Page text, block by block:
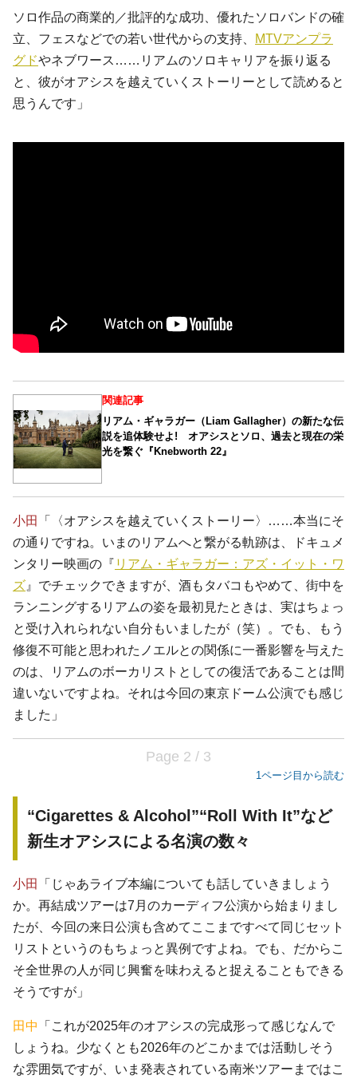
ソロ作品の商業的／批評的な成功、優れたソロバンドの確
立、フェスなどでの若い世代からの支持、
MTVアンプラ
グドやネブワース……リアムのソロキャリアを振り返る
と、彼がオアシスを越えていくストーリーとして読めると
思うんです」
関連記事
リアム・ギャラガー（Liam Gallagher）の新たな伝
説を追体験せよ! オアシスとソロ、過去と現在の栄
光を繋ぐ『Knebworth 22』
小田
「〈オアシスを越えていくストーリー〉……本当にそ
の通りですね。いまのリアムへと繋がる軌跡は、ドキュメ
ンタリー映画の『 リアム・ギャラガー：アズ・イット・ワ
ズ』でチェックできますが、酒もタバコもやめて、街中を
ランニングするリアムの姿を最初見たときは、実はちょっ
と受け入れられない自分もいましたが（笑）。でも、もう
修復不可能と思われたノエルとの関係に一番影響を与えた
のは、リアムのボーカリストとしての復活であることは間
違いないですよね。それは今回の東京ドーム公演でも感じ
ました」
Page 2 / 3
1ページ目から読む
“Cigarettes & Alcohol”“Roll With It”など
新生オアシスによる名演の数々
小田
「じゃあライブ本編についても話していきましょう
か。再結成ツアーは7月のカーディフ公演から始まりまし
たが、今回の来日公演も含めてここまですべて同じセット
リストというのもちょっと異例ですよね。でも、だからこ
そ全世界の人が同じ興奮を味わえると捉えることもできる
そうですが」
田中
「これが2025年のオアシスの完成形って感じなんで
しょうね。少なくとも2026年のどこかまでは活動しそう
な雰囲気ですが、いま発表されている南米ツアーまではこ